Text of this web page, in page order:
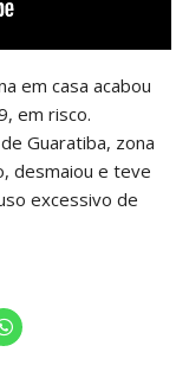
em casa acabou
em risco.
Guaratiba, zona
desmaiou e teve
excessivo de
Clique
para